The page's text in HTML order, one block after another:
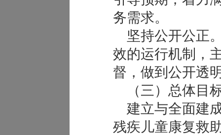
务需求。
坚持公开公正
效的运行机制，
督，做到公开透
（三）总体目
建立与全面建
残疾儿童康复救